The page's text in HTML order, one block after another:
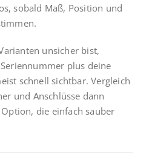
sobald Maß, Position und
unsicher bist,
plus deine
schnell sichtbar. Vergleich
und Anschlüsse dann
die einfach sauber